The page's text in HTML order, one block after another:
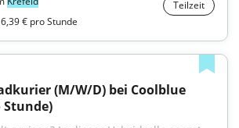
Teilzeit
€ pro Stunde
(M/W/D) bei Coolblue
Stunde)